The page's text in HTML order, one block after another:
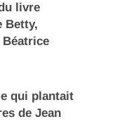
livre
Betty,
qui plantait
de Jean